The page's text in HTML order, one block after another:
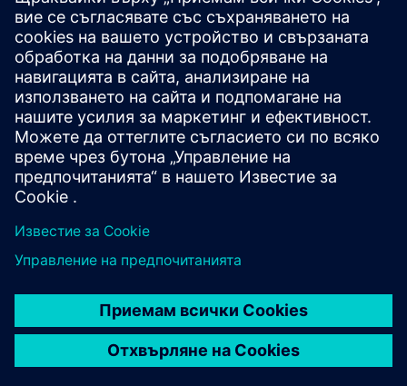
данни (част 3)
История на успеха: SBB - Телекомуникационна мрежа и
кабелна инфраструктура
Допълнителна информация
Заявете демонстрация: Очакваме с нетърпение да ви
покажем нашите софтуерни решения!
Предпоставки